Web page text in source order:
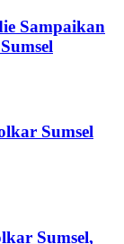
Sampaikan
Sumsel
Sumsel,